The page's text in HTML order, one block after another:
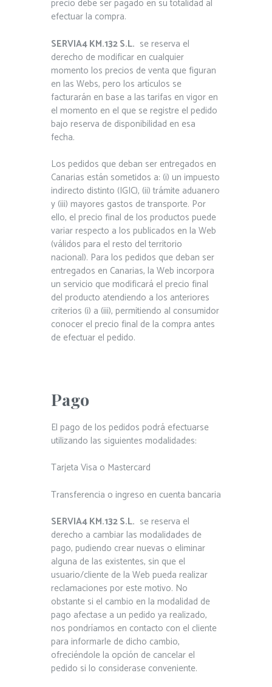
precio debe ser pagado en su totalidad al
efectuar la compra.
SERVIA4 KM.132 S.L. se reserva el
derecho de modificar en cualquier
momento los precios de venta que figuran
en las Webs, pero los artículos se
facturarán en base a las tarifas en vigor en
el momento en el que se registre el pedido
bajo reserva de disponibilidad en esa
fecha.
Los pedidos que deban ser entregados en
Canarias están sometidos a: (i) un impuesto
indirecto distinto (IGIC), (ii) trámite aduanero
y (iii) mayores gastos de transporte. Por
ello, el precio final de los productos puede
variar respecto a los publicados en la Web
(válidos para el resto del territorio
nacional). Para los pedidos que deban ser
entregados en Canarias, la Web incorpora
un servicio que modificará el precio final
del producto atendiendo a los anteriores
criterios (i) a (iii), permitiendo al consumidor
conocer el precio final de la compra antes
de efectuar el pedido.
Pago
El pago de los pedidos podrá efectuarse
utilizando las siguientes modalidades:
Tarjeta Visa o Mastercard
Transferencia o ingreso en cuenta bancaria
SERVIA4 KM.132 S.L. se reserva el
derecho a cambiar las modalidades de
pago, pudiendo crear nuevas o eliminar
alguna de las existentes, sin que el
usuario/cliente de la Web pueda realizar
reclamaciones por este motivo. No
obstante si el cambio en la modalidad de
pago afectase a un pedido ya realizado,
nos pondríamos en contacto con el cliente
para informarle de dicho cambio,
ofreciéndole la opción de cancelar el
pedido si lo considerase conveniente.